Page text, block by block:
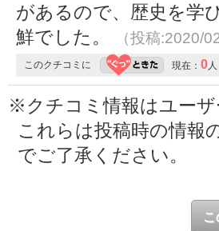
があるので、歴史を学
鮮でした。
（投稿:2020/
このクチコミに 現在： 0 人
※クチコミ情報はユー
これらは投稿時の情報
でご了承ください。